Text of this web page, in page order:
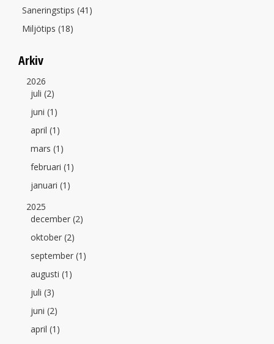
Saneringstips (41)
Miljötips (18)
Arkiv
2026
juli (2)
juni (1)
april (1)
mars (1)
februari (1)
januari (1)
2025
december (2)
oktober (2)
september (1)
augusti (1)
juli (3)
juni (2)
april (1)